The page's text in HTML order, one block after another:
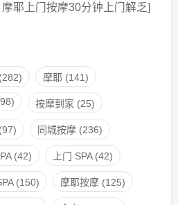
耶上门按摩30分钟上门解乏]
摩耶(141)
按摩到家 (25)
同城按摩(236)
(42) 上门 SPA(42)
(150) 摩耶按摩(125)